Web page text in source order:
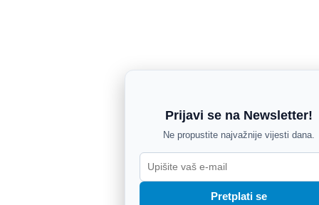
Prijavi se na Newsletter!
Ne propustite najvažnije vijesti dana.
Pretplati se